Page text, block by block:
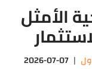
الأمثل
2026-07-07